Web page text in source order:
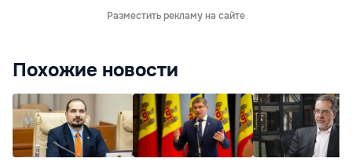
Разместить рекламу на сайте
Похожие новости